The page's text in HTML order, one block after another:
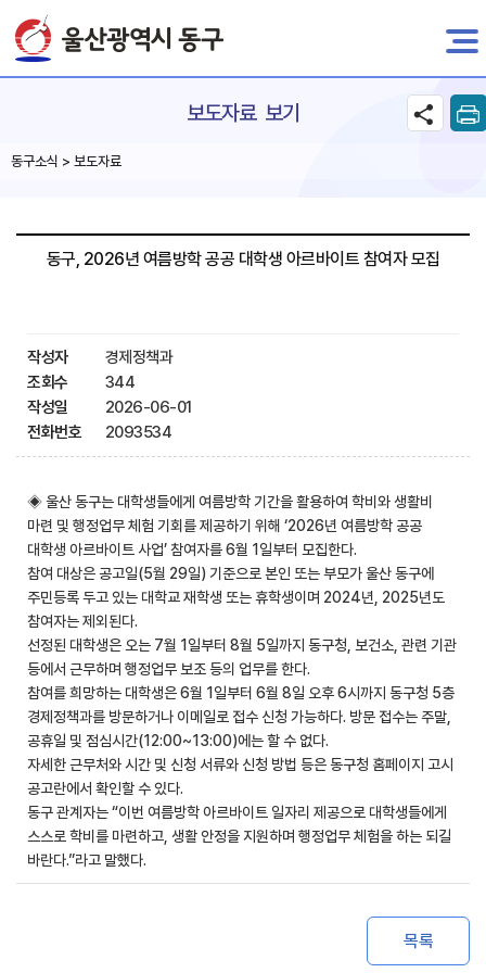
전자민원
보도자료 보기
동구소식 > 보도자료
동구, 2026년 여름방학 공공 대학생 아르바이트 참여자 모집
작성자
경제정책과
조회수
344
작성일
2026-06-01
전화번호
2093534
◈ 울산 동구는 대학생들에게 여름방학 기간을 활용하여 학비와 생활비
마련 및 행정업무 체험 기회를 제공하기 위해 ‘2026년 여름방학 공공
대학생 아르바이트 사업’ 참여자를 6월 1일부터 모집한다.
참여 대상은 공고일(5월 29일) 기준으로 본인 또는 부모가 울산 동구에
주민등록 두고 있는 대학교 재학생 또는 휴학생이며 2024년, 2025년도
참여자는 제외된다.
선정된 대학생은 오는 7월 1일부터 8월 5일까지 동구청, 보건소, 관련 기관
등에서 근무하며 행정업무 보조 등의 업무를 한다.
참여를 희망하는 대학생은 6월 1일부터 6월 8일 오후 6시까지 동구청 5층
경제정책과를 방문하거나 이메일로 접수 신청 가능하다. 방문 접수는 주말,
공휴일 및 점심시간(12:00~13:00)에는 할 수 없다.
자세한 근무처와 시간 및 신청 서류와 신청 방법 등은 동구청 홈페이지 고시
공고란에서 확인할 수 있다.
동구 관계자는 “이번 여름방학 아르바이트 일자리 제공으로 대학생들에게
스스로 학비를 마련하고, 생활 안정을 지원하며 행정업무 체험을 하는 되길
바란다.”라고 말했다.
목록